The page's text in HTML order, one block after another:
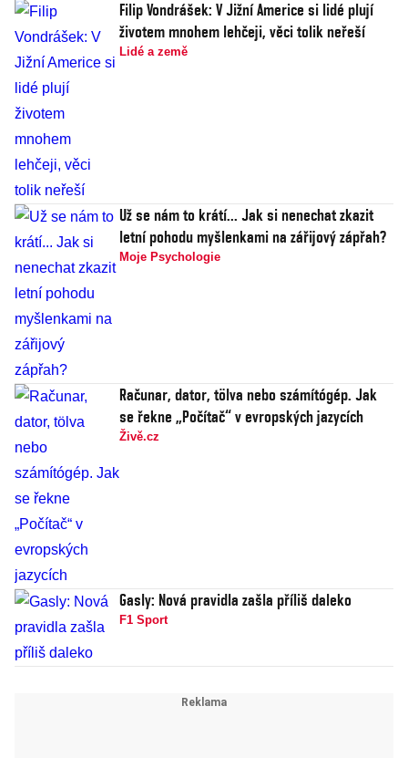
Filip Vondrášek: V Jižní Americe si lidé plují
životem mnohem lehčeji, věci tolik neřeší
Lidé a země
Už se nám to krátí... Jak si nenechat zkazit
letní pohodu myšlenkami na zářijový zápřah?
Moje Psychologie
Računar, dator, tölva nebo számítógép. Jak
se řekne „Počítač“ v evropských jazycích
Živě.cz
Gasly: Nová pravidla zašla příliš daleko
F1 Sport